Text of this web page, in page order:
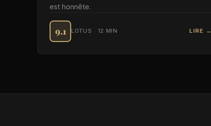
est honnête.
9.1 LOTUS · 12 MIN LIRE →